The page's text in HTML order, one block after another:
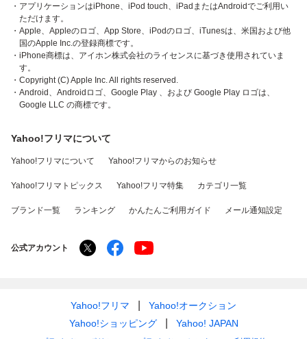
・アプリケーションはiPhone、iPod touch、iPadまたはAndroidでご利用い
ただけます。
・Apple、Appleのロゴ、App Store、iPodのロゴ、iTunesは、米国および他
国のApple Inc.の登録商標です。
・iPhone商標は、アイホン株式会社のライセンスに基づき使用されていま
す。
・Copyright (C) Apple Inc. All rights reserved.
・Android、Androidロゴ、Google Play 、および Google Play ロゴは、
Google LLC の商標です。
Yahoo!フリマについて
Yahoo!フリマについて Yahoo!フリマからのお知らせ
Yahoo!フリマトピックス Yahoo!フリマ特集 カテゴリ一覧
ブランド一覧 ランキング かんたんご利用ガイド メール通知設定
公式アカウント
Yahoo!フリマ
Yahoo!オークション
Yahoo!ショッピング
Yahoo! JAPAN